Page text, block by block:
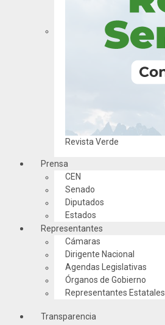
Revista Verde
Prensa
CEN
Senado
Diputados
Estados
Representantes
Cámaras
Dirigente Nacional
Agendas Legislativas
Órganos de Gobierno
Representantes Estatales
Transparencia